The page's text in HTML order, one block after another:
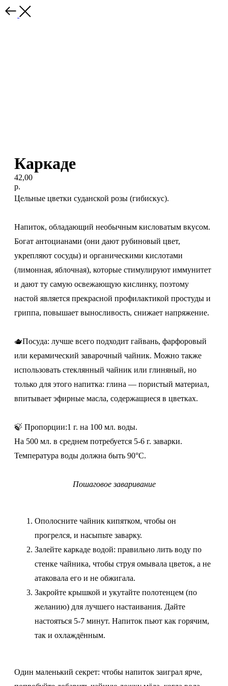
Каркаде
42,00
р.
Цельные цветки суданской розы (гибискус).
Напиток, обладающий необычным кисловатым вкусом.
Богат антоцианами (они дают рубиновый цвет,
укрепляют сосуды) и органическими кислотами
(лимонная, яблочная), которые стимулируют иммунитет
и дают ту самую освежающую кислинку, поэтому
настой является прекрасной профилактикой простуды и
гриппа, повышает выносливость, снижает напряжение.
🫖Посуда: лучше всего подходит гайвань, фарфоровый
или керамический заварочный чайник. Можно также
использовать стеклянный чайник или глиняный, но
только для этого напитка: глина — пористый материал,
впитывает эфирные масла, содержащиеся в цветках.
🍃 Пропорции:1 г. на 100 мл. воды.
На 500 мл. в среднем потребуется 5-6 г. заварки.
Температура воды должна быть 90°C.
Пошаговое заваривание
Ополосните чайник кипятком, чтобы он
прогрелся, и насыпьте заварку.
Залейте каркаде водой: правильно лить воду по
стенке чайника, чтобы струя омывала цветок, а не
атаковала его и не обжигала.
Закройте крышкой и укутайте полотенцем (по
желанию) для лучшего настаивания. Дайте
настояться 5-7 минут. Напиток пьют как горячим,
так и охлаждённым.
Один маленький секрет: чтобы напиток заиграл ярче,